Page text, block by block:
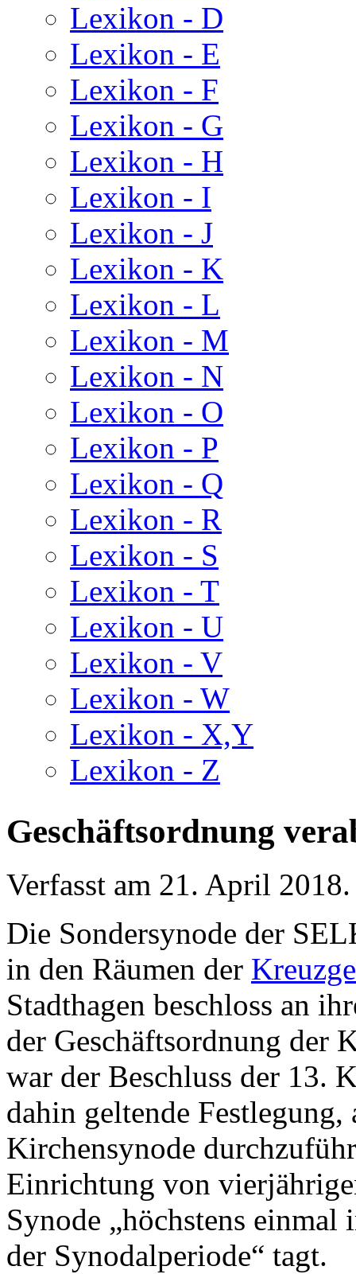
Lexikon - D
Lexikon - E
Lexikon - F
Lexikon - G
Lexikon - H
Lexikon - I
Lexikon - J
Lexikon - K
Lexikon - L
Lexikon - M
Lexikon - N
Lexikon - O
Lexikon - P
Lexikon - Q
Lexikon - R
Lexikon - S
Lexikon - T
Lexikon - U
Lexikon - V
Lexikon - W
Lexikon - X,Y
Lexikon - Z
Geschäftsordnung
Verfasst am 21. April 2018.
Die Sondersynode der
in den Räumen der
Stadthagen beschloss an
der Geschäftsordnung der
war der Beschluss der 13.
dahin geltende
Kirchensynode
Einrichtung von
Synode „höchstens
der Synodalperiode“ tagt.